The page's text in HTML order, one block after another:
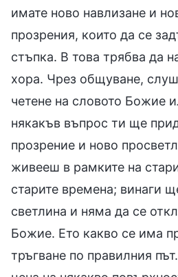
имате ново навлизане и
прозрения, които да се
стъпка. В това трябва да
хора. Чрез общуване,
четене на словото Божие
някакъв въпрос ти ще
прозрение и ново
живееш в рамките на
старите времена; винаги
светлина и няма да се
Божие. Ето какво се има
тръгване по правилния